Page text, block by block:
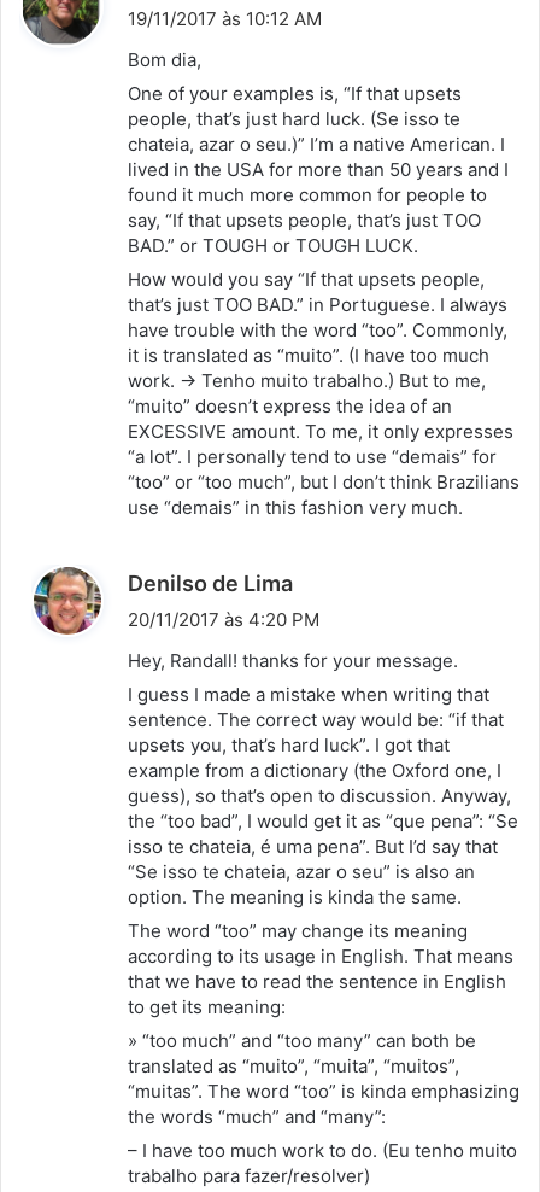
i
e
:
19/11/2017 às 10:12 AM
Bom dia,
One of your examples is, “If that upsets
people, that’s just hard luck. (Se isso te
chateia, azar o seu.)” I’m a native American. I
lived in the USA for more than 50 years and I
found it much more common for people to
say, “If that upsets people, that’s just TOO
BAD.” or TOUGH or TOUGH LUCK.
How would you say “If that upsets people,
that’s just TOO BAD.” in Portuguese. I always
have trouble with the word “too”. Commonly,
it is translated as “muito”. (I have too much
work. -> Tenho muito trabalho.) But to me,
“muito” doesn’t express the idea of an
EXCESSIVE amount. To me, it only expresses
“a lot”. I personally tend to use “demais” for
“too” or “too much”, but I don’t think Brazilians
use “demais” in this fashion very much.
Denilso de Lima
i
e
:
20/11/2017 às 4:20 PM
Hey, Randall! thanks for your message.
I guess I made a mistake when writing that
sentence. The correct way would be: “if that
upsets you, that’s hard luck”. I got that
example from a dictionary (the Oxford one, I
guess), so that’s open to discussion. Anyway,
the “too bad”, I would get it as “que pena”: “Se
isso te chateia, é uma pena”. But I’d say that
“Se isso te chateia, azar o seu” is also an
option. The meaning is kinda the same.
The word “too” may change its meaning
according to its usage in English. That means
that we have to read the sentence in English
to get its meaning:
» “too much” and “too many” can both be
translated as “muito”, “muita”, “muitos”,
“muitas”. The word “too” is kinda emphasizing
the words “much” and “many”:
– I have too much work to do. (Eu tenho muito
trabalho para fazer/resolver)